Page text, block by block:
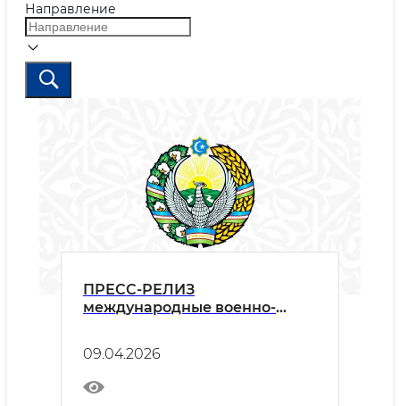
Направление
ПРЕСС-РЕЛИЗ
международные военно-
посвящённые 690-летию со
дня рождения Сахибкирана
Амира Темура
09.04.2026